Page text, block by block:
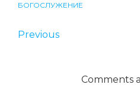
БОГОСЛУЖЕНИЕ
Previous
Comments